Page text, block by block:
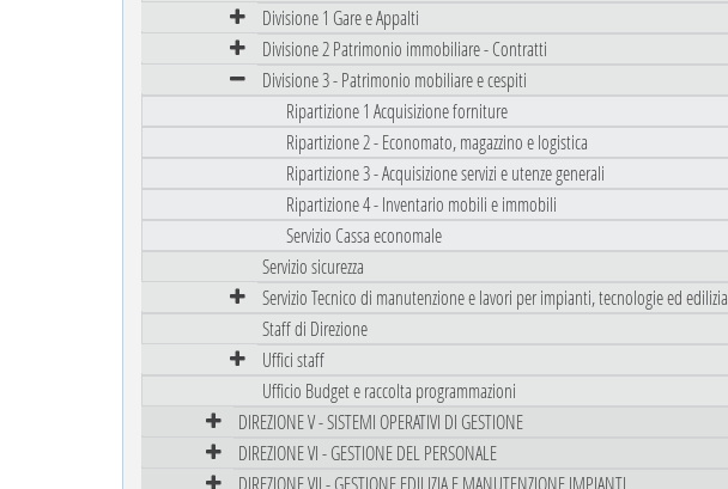
Divisione 1 Gare e Appalti
Divisione 2 Patrimonio immobiliare - Contratti
Divisione 3 - Patrimonio mobiliare e cespiti
Ripartizione 1 Acquisizione forniture
Ripartizione 2 - Economato, magazzino e logistica
Ripartizione 3 - Acquisizione servizi e utenze generali
Ripartizione 4 - Inventario mobili e immobili
Servizio Cassa economale
Servizio sicurezza
Servizio Tecnico di manutenzione e lavori per impianti, tecnologie ed edilizia
Staff di Direzione
Uffici staff
Ufficio Budget e raccolta programmazioni
DIREZIONE V - SISTEMI OPERATIVI DI GESTIONE
DIREZIONE VI - GESTIONE DEL PERSONALE
DIREZIONE VII - GESTIONE EDILIZIA E MANUTENZIONE IMPIANTI